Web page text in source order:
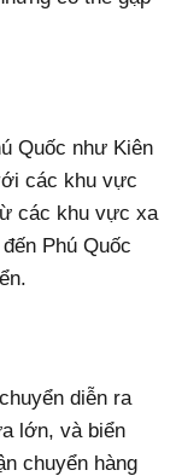
Quốc như Kiên
các khu vực
các khu vực xa
Phú Quốc
diễn ra
lớn, và biển
chuyển hàng